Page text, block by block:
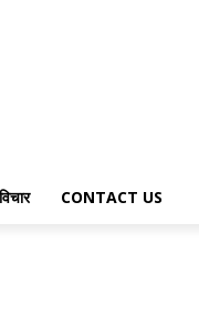
विचार CONTACT US